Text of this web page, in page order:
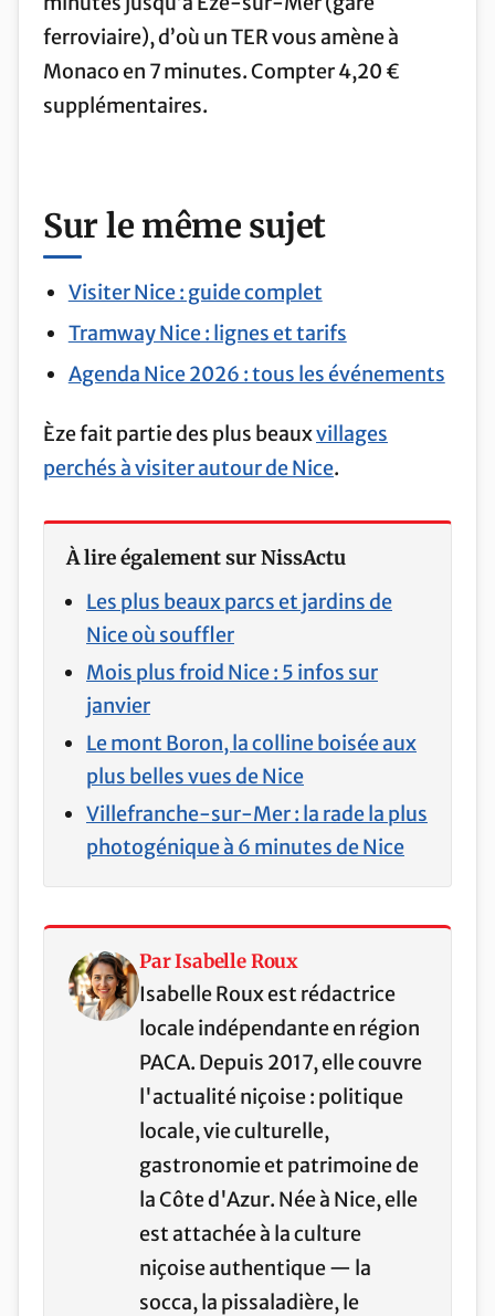
ferroviaire), d’où un TER vous amène à
Monaco en 7 minutes. Compter 4,20 €
supplémentaires.
Sur le même sujet
Visiter Nice : guide complet
Tramway Nice : lignes et tarifs
Agenda Nice 2026 : tous les événements
Èze fait partie des plus beauxvillages
perchés à visiter autour de Nice.
À lire également sur NissActu
Les plus beaux parcs et jardins de
Nice où souffler
Mois plus froid Nice : 5 infos sur
janvier
Le mont Boron, la colline boisée aux
plus belles vues de Nice
Villefranche-sur-Mer : la rade la plus
photogénique à 6 minutes de Nice
Par Isabelle Roux
Isabelle Roux est rédactrice
locale indépendante en région
PACA. Depuis 2017, elle couvre
l'actualité niçoise : politique
locale, vie culturelle,
gastronomie et patrimoine de
la Côte d'Azur. Née à Nice, elle
est attachée à la culture
niçoise authentique — la
socca, la pissaladière, le